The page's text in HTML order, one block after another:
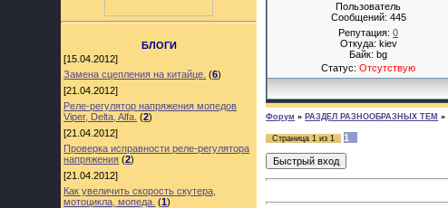
БЛОГИ
[15.04.2012]
Замена сцепления на китайце. (6)
[21.04.2012]
Реле-регулятор напряжения мопедов
Viper, Delta, Alfa. (2)
[21.04.2012]
Проверка исправности реле-регулятора
напряжения (2)
[21.04.2012]
Как увеличить скорость скутера,
мотоцикла, мопеда. (1)
Пользователь
Сообщений: 445
Репутация:0
Откуда: kiev
Байк: bg
Статус:Отсутствую
Форум » РАЗДЕЛ РАЗНООБРАЗНЫХ ТЕМ »
Страница1 из1
1